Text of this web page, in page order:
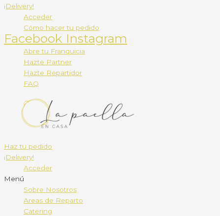
¡Delivery!
Acceder
Cómo hacer tu pedido
Facebook Instagram
Abre tu Franquicia
Hazte Partner
Hazte Repartidor
FAQ
Haz tu pedido
¡Delivery!
Acceder
Menú
Sobre Nosotros
Areas de Reparto
Catering